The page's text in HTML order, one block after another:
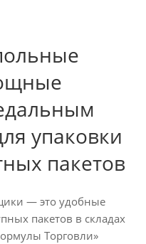
упаковки
пакетов
— это удобные
пакетов в складах
Торговли»